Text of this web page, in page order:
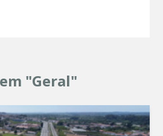
"Geral"